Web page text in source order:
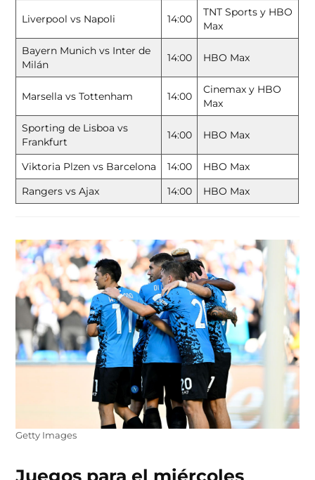
Liverpool vs Napoli 14:00
TNT Sports y HBO
Max
Bayern Munich vs Inter de
Milán
14:00 HBO Max
Marsella vs Tottenham 14:00
Cinemax y HBO
Max
Sporting de Lisboa vs
Frankfurt
14:00 HBO Max
Viktoria Plzen vs Barcelona 14:00
HBO Max
Rangers vs Ajax
14:00 HBO Max
Getty Images